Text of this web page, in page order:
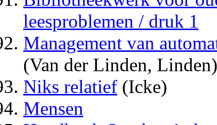
leesproblemen / druk 1
Management van
(Van der Linden, Linden)
Niks relatief (Icke)
Mensen